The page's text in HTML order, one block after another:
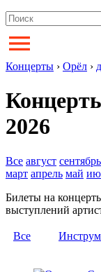
Концерты › Орёл ›
2026
Все август сентябрь
март апрель май
Билеты на
выступлений
Все